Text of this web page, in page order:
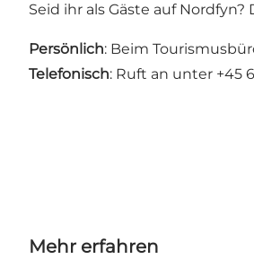
Seid ihr als Gäste auf
Persönlich: Beim
Telefonisch: Ruft an unter +45
Mehr erfahren